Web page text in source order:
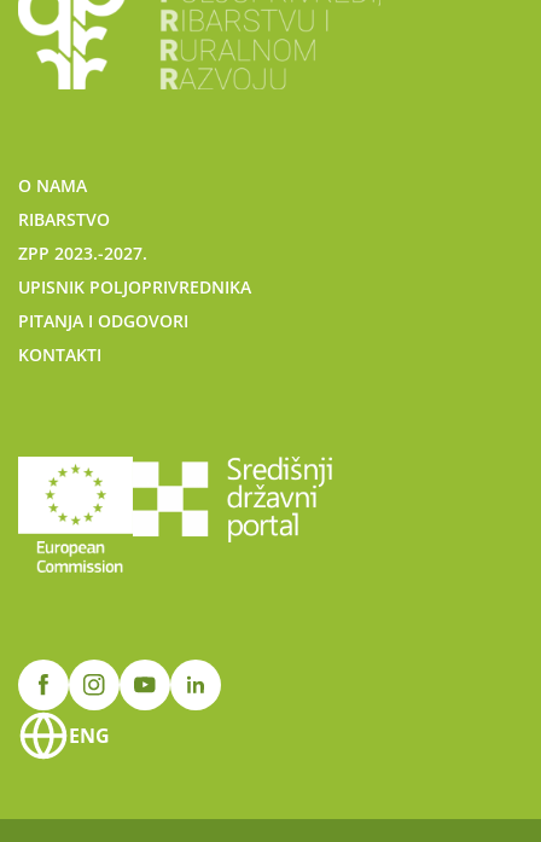
O NAMA
RIBARSTVO
ZPP 2023.-2027.
UPISNIK POLJOPRIVREDNIKA
PITANJA I ODGOVORI
KONTAKTI
ENG